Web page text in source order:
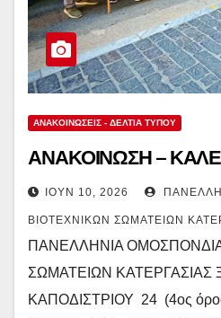
ΑΝΑΚΟΙΝΏΣΕΙΣ - ΔΕΛΤΊΑ ΤΎΠΟΥ
ΑΝΑΚΟΙΝΩΣΗ –
ΙΟΎΝ 10, 2026
ΒΙΟΤΕΧΝΙΚΏΝ ΣΩΜΑΤΕΊΩΝ
ΠΑΝΕΛΛΗΝΙΑ
ΣΩΜΑΤΕΙΩΝ ΚΑΤΕΡΓΑΣΙΑΣ
ΚΑΠΟΔΙΣΤΡΙΟΥ 24 (4ος